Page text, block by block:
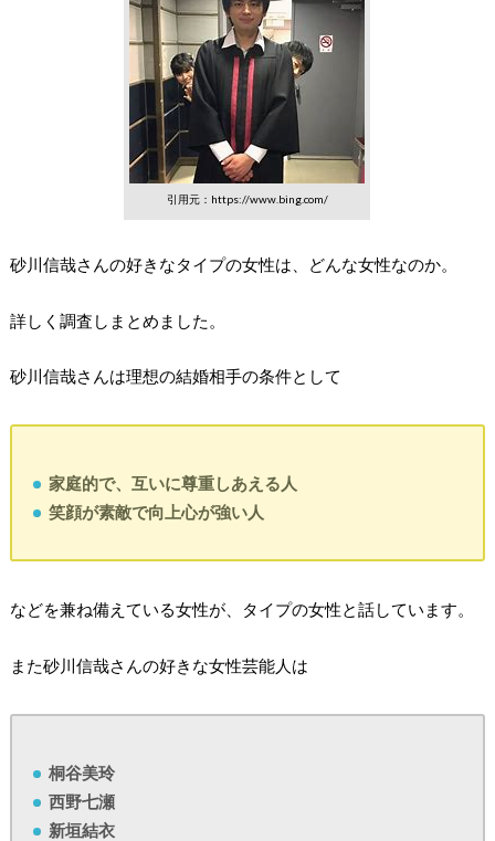
引用元：https://www.bing.com/
砂川信哉さんの好きなタイプの女性は、どんな女性なのか。
詳しく調査しまとめました。
砂川信哉さんは理想の結婚相手の条件として
家庭的で、互いに尊重しあえる人
笑顔が素敵で向上心が強い人
などを兼ね備えている女性が、タイプの女性と話しています。
また砂川信哉さんの好きな女性芸能人は
桐谷美玲
西野七瀬
新垣結衣